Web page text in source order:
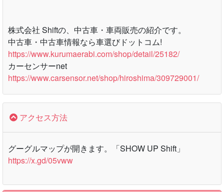
株式会社 Shiftの、中古車・車両販売の紹介です。
中古車・中古車情報なら車選びドットコム!
https://www.kurumaerabi.com/shop/detail/25182/
カーセンサーnet
https://www.carsensor.net/shop/hiroshima/309729001/
アクセス方法
グーグルマップが開きます。「SHOW UP Shift」
https://x.gd/05vww